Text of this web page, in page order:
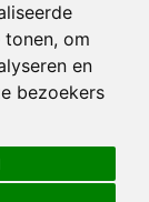
om
en
bezoekers
| Disclaimer